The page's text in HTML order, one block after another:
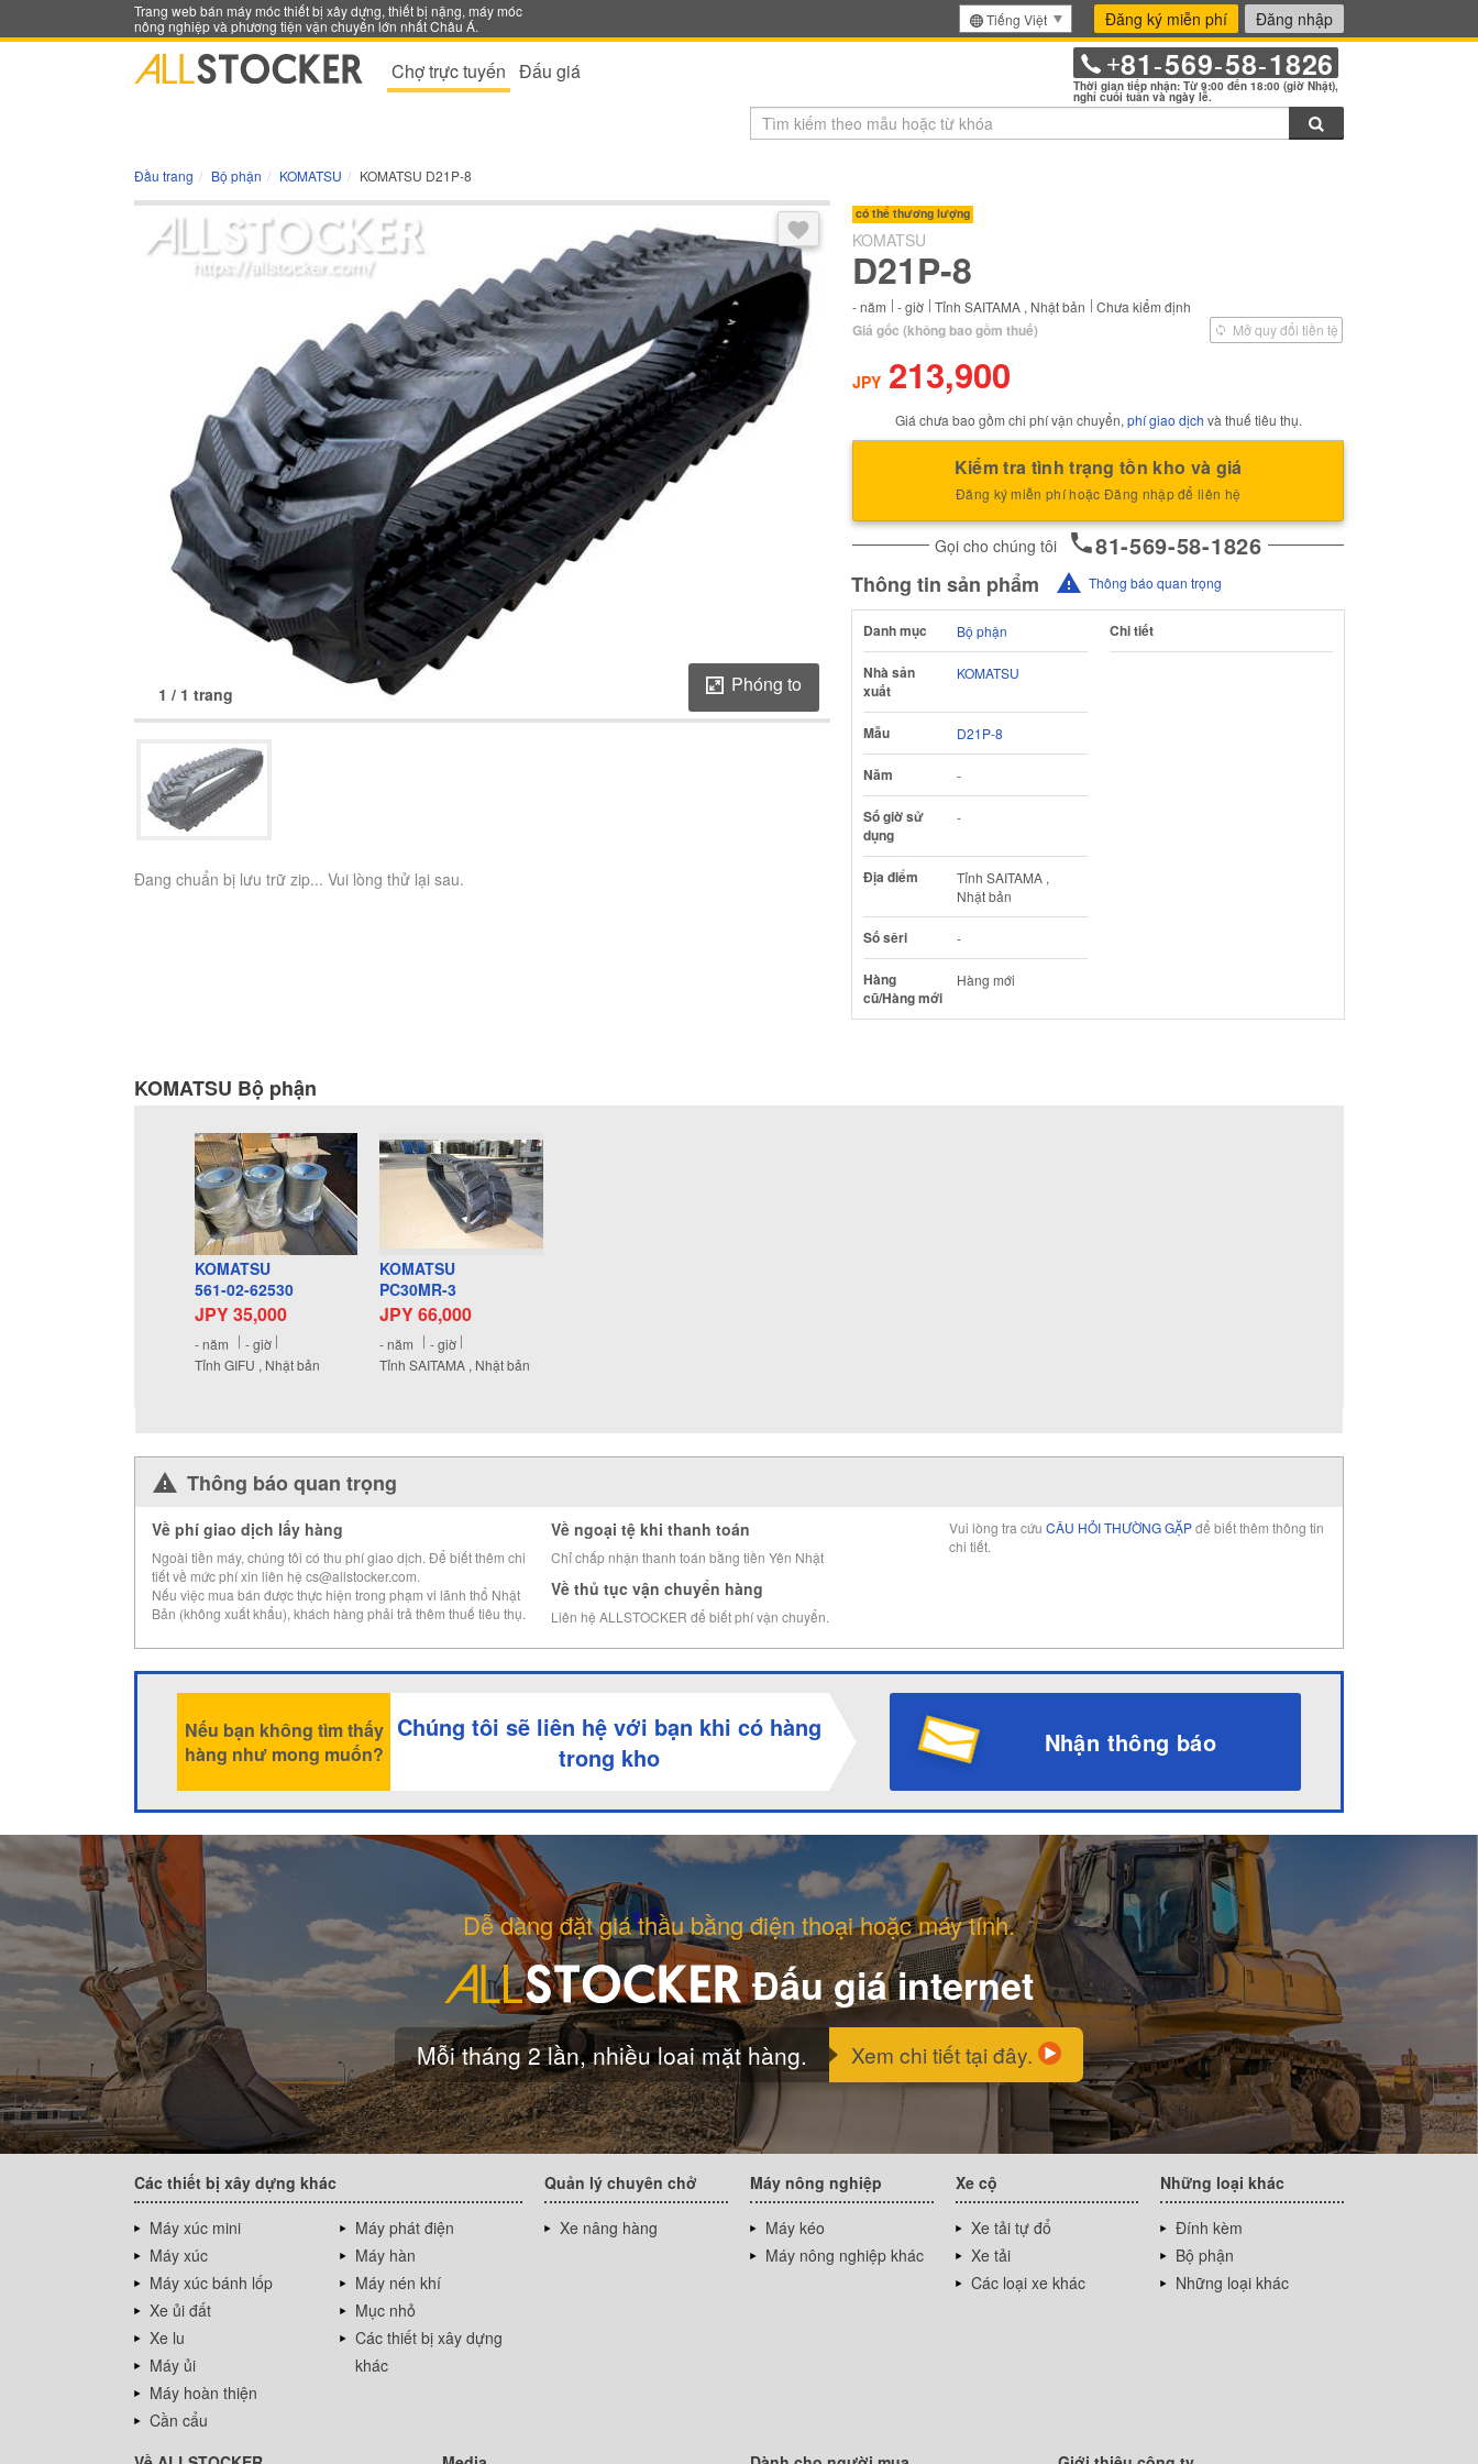
Trang web bán máy móc thiết bị xây dựng, thiết bị nặng, máy móc
nông nghiệp và phương tiện vận chuyển lớn nhất Châu Á.
Tiếng Việt Đăng ký miễn phí Đăng nhập
Chợ trực tuyến Đấu giá +81 -569-58-1826
Thời gian tiếp nhận: Từ 9:00 đến 18:00 (giờ Nhật),
nghỉ cuối tuần và ngày lễ.
Đầu trang Bộ phận KOMATSU KOMATSU D21P-8
có thể thương lượng
KOMATSU
D21P-8
-năm -giờ Tỉnh SAITAMA , Nhật bản Chưa kiểm định
1 / 1 trang Phóng to
Sau khi đăng nhập, bạn có thể đánh dấu mặt hàng này vào thư mục bookmark.
Đang chuẩn bị lưu trữ zip... Vui lòng thử lại sau.
Giá gốc (không bao gồm thuế)
JPY 213,900
Mở quy đổi tiền tệ
Giá chưa bao gồm chi phí vận chuyển, phí giao dịch và thuế tiêu thụ.
Kiểm tra tình trạng tồn kho và giá
Đăng ký miễn phí hoặc Đăng nhập để liên hệ
Gọi cho chúng tôi 81-569-58-1826
Thông tin sản phẩm Thông báo quan trọng
Danh mục Bộ phận
Nhà sản
xuất
KOMATSU
Mẫu D21P-8
Năm -
Số giờ sử
dụng
-
Địa điểm
Tỉnh SAITAMA ,
Nhật bản
Số sêri -
Hàng
cũ/Hàng mới
Hàng mới
Chi tiết
KOMATSU Bộ phận
KOMATSU
561-02-62530
JPY 35,000
-năm -giờ
Tỉnh GIFU , Nhật bản
KOMATSU
PC30MR-3
JPY 66,000
-năm -giờ
Tỉnh SAITAMA , Nhật bản
Thông báo quan trọng
Về phí giao dịch lấy hàng
Ngoài tiền máy, chúng tôi có thu phí giao dịch. Để biết thêm chi
tiết về mức phí xin liên hệ cs@allstocker.com.
Nếu việc mua bán được thực hiện trong phạm vi lãnh thổ Nhật
Bản (không xuất khẩu), khách hàng phải trả thêm thuế tiêu thụ.
Về ngoại tệ khi thanh toán
Chỉ chấp nhận thanh toán bằng tiền Yên Nhật
Về thủ tục vận chuyển hàng
Liên hệ ALLSTOCKER để biết phí vận chuyển.
Vui lòng tra cứuCÂU HỎI THƯỜNG GẶPđể biết thêm thông tin
chi tiết.
Nếu bạn không tìm thấy
hàng như mong muốn?
Chúng tôi sẽ liên hệ với bạn khi có hàng
trong kho
Nhận thông báo
Dễ dàng đặt giá thầu bằng điện thoại hoặc máy tính.
Đấu giá internet
Mỗi tháng 2 lần, nhiều loai mặt hàng. Xem chi tiết tại đây.
Các thiết bị xây dựng khác
Máy xúc mini
Máy xúc
Máy xúc bánh lốp
Xe ủi đất
Xe lu
Máy ủi
Máy hoàn thiện
Cần cẩu
Máy phát điện
Máy hàn
Máy nén khí
Mục nhỏ
Các thiết bị xây dựng
khác
Quản lý chuyên chở
Xe nâng hàng
Máy nông nghiệp
Máy kéo
Máy nông nghiệp khác
Xe cộ
Xe tải tự đổ
Xe tải
Các loại xe khác
Những loại khác
Đính kèm
Bộ phận
Những loại khác